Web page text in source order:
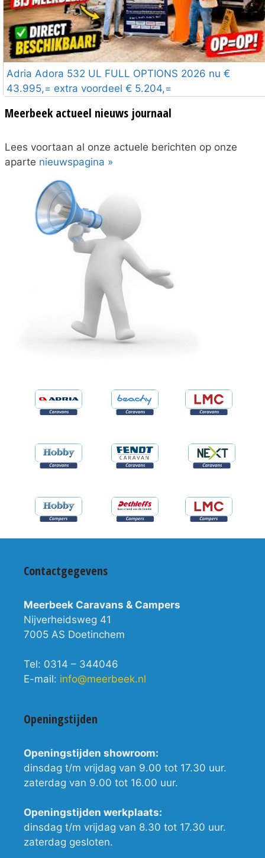
Adria Adora 532 UL FULL OPTIONS 2026 nu €
43.995,= extra voordeel € 5.204,=
Meerbeek actueel nieuws journaal
Lees voortaan al onze actuele berichten op onze
aparte nieuwspagina »
Contactgegevens
Meerbeek Caravans & Campers
Nijverheidsweg 41
7005 AS Doetinchem
Tel: 0314 – 344046
E-mail: info@meerbeek.nl
Openingstijden
Openingstijden showroom:
dinsdag t/m vrijdag van 9.00 tot 17.30 uur.
zaterdag van 9.00 tot 16.00 uur.
Openingstijden werkplaats:
dinsdag t/m vrijdag van 8.30 tot 17.30 uur.
zaterdag gesloten.